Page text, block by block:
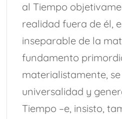
al Tiempo
realidad fuera de él,
inseparable de la
fundamento
materialistamente,
universalidad y
Tiempo –e, insisto,